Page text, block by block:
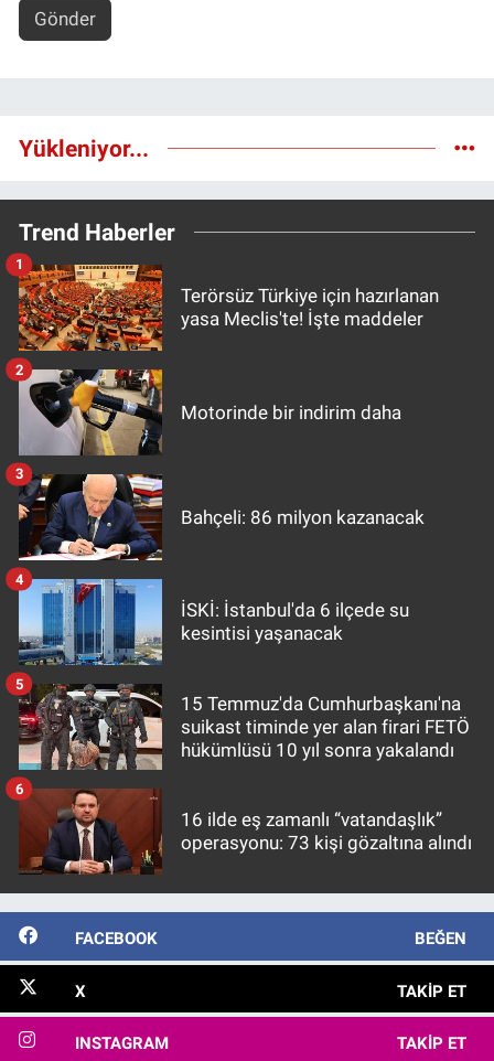
Gönder
Yükleniyor...
Trend Haberler
Terörsüz Türkiye için hazırlanan
yasa Meclis'te! İşte maddeler
1
Motorinde bir indirim daha
2
Bahçeli: 86 milyon kazanacak
3
İSKİ: İstanbul'da 6 ilçede su
kesintisi yaşanacak
4
15 Temmuz'da Cumhurbaşkanı'na
suikast timinde yer alan firari FETÖ
hükümlüsü 10 yıl sonra yakalandı
5
16 ilde eş zamanlı “vatandaşlık”
operasyonu: 73 kişi gözaltına alındı
6
FACEBOOK BEĞEN
X TAKIP ET
INSTAGRAM TAKIP ET